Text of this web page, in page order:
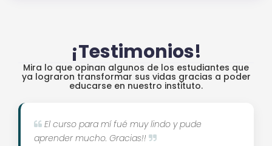
¡Testimonios!
Mira lo que opinan algunos de los estudiantes que
ya lograron transformar sus vidas gracias a poder
educarse en nuestro instituto.
El curso para mí fué muy lindo y pude
aprender mucho. Gracias!!